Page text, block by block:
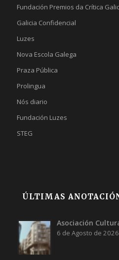
Fundación Premios da Crítica
Galicia Confidencial
Luzes
Nova Escola Galega
Praza Pública
Prolingua
Nós diario
Fundación Luzes
STEG
ÚLTIMAS
Asociación
6 de Agosto de